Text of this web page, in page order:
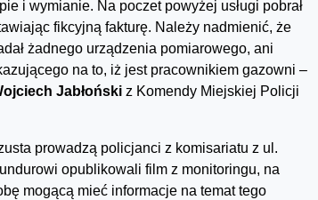
i wymianie. Na poczet powyżej usługi pobrał
fikcyjną fakturę. Należy nadmienić, że
żadnego urządzenia pomiarowego, ani
na to, iż jest pracownikiem gazowni –
Jabłoński z Komendy Miejskiej Policji
prowadzą policjanci z komisariatu z ul.
opublikowali film z monitoringu, na
mogącą mieć informacje na temat tego